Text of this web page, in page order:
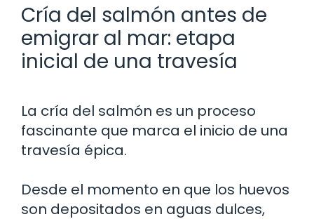
Cría del salmón antes de
emigrar al mar: etapa
inicial de una travesía
La cría del salmón es un proceso
fascinante que marca el inicio de una
travesía épica.
Desde el momento en que los huevos
son depositados en aguas dulces,